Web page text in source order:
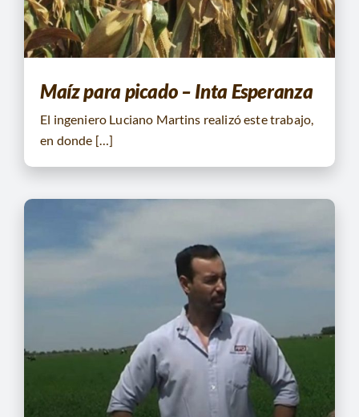
Maíz para picado – Inta Esperanza
El ingeniero Luciano Martins realizó este trabajo,
en donde […]